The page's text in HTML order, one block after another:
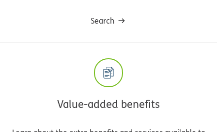
Search
Value-added benefits